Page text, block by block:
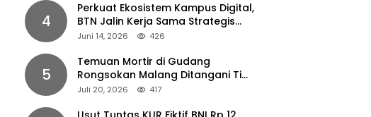
4
Perkuat Ekosistem Kampus Digital,
BTN Jalin Kerja Sama Strategis
dengan UNAIR
Juni 14, 2026 426
5
Temuan Mortir di Gudang
Rongsokan Malang Ditangani Tim
Gegana Polda Jatim
Juli 20, 2026 417